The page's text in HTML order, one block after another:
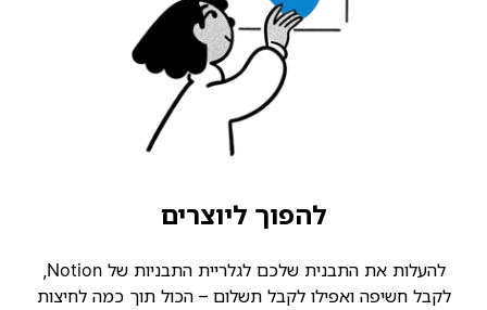
להפוך ליוצרים
להעלות את התבנית שלכם לגלריית התבניות של Notion,
לקבל חשיפה ואפילו לקבל תשלום – הכול תוך כמה לחיצות